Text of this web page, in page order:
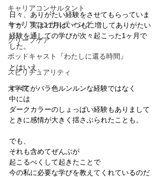
キャリアコンサルタント
キャリアコンサルティング
グリーフケア
ポッドキャスト『わたしに還る時間』
スピリチュアリティ
大学院
日々、ありがたい経験をさせてもらっていま
すが、実は11月はいつもに増してありがたい
経験を通しての学びが次々起こった1ヶ月で
した。
とはいえ、
すべてがバラ色ルンルンな経験ではなく
中には
ダークカラーのしょっぱい経験もありまして
ときに感情が大きく揺さぶられたことも。
でも、
それも含めてぜんぶが
起こるべくして起きたことで
今の私に必要な学びを教えてくれているのだ